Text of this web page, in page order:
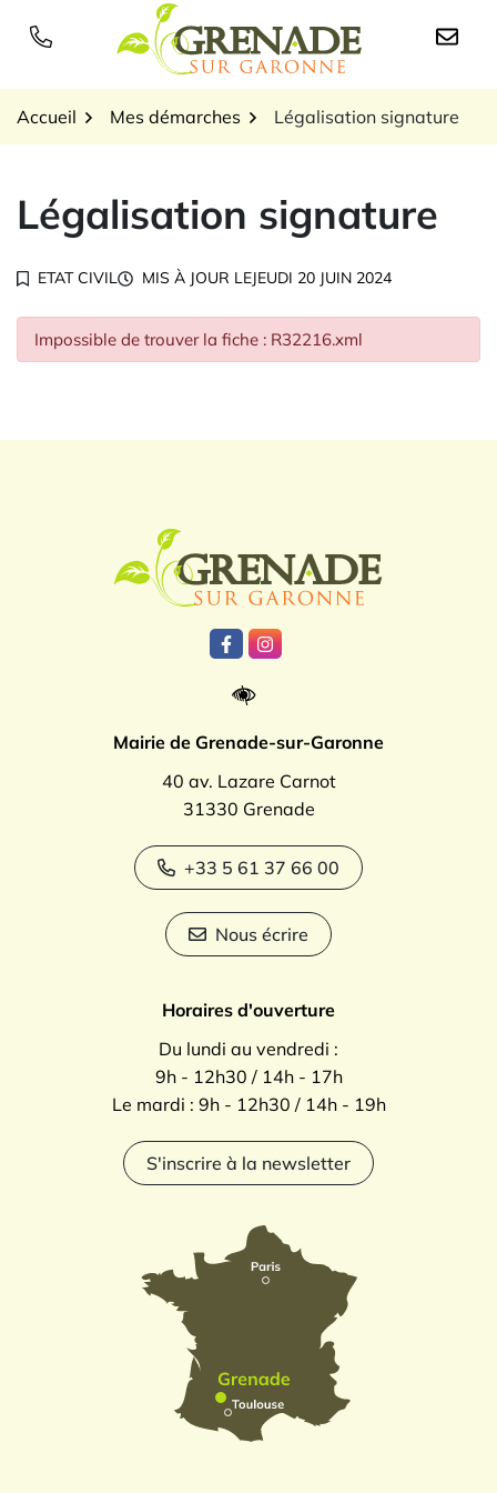
Logo Grenade sur
Accueil Mes démarches Légalisation signature
Légalisation signature
ETAT CIVIL MIS À JOUR LEJEUDI 20 JUIN 2024
Impossible de trouver la fiche : R32216.xml
Lien vers le compte Facebook
Lien vers le compte
Mairie de Grenade-sur-Garonne
40 av. Lazare Carnot
31330 Grenade
+33 5 61 37 66 00
Nous écrire
Horaires d'ouverture
Du lundi au vendredi :
9h - 12h30 / 14h - 17h
Le mardi : 9h - 12h30 / 14h - 19h
S'inscrire à la newsletter